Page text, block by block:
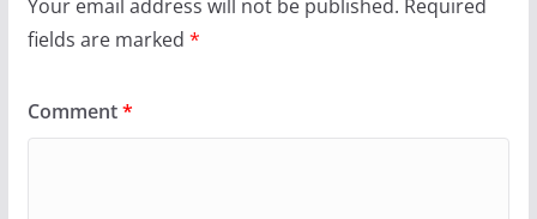
Your email address will not be published. Required
fields are marked *
Comment*